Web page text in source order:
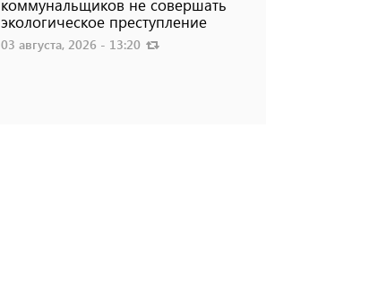
коммунальщиков не совершать
экологическое преступление
03 августа, 2026 - 13:20